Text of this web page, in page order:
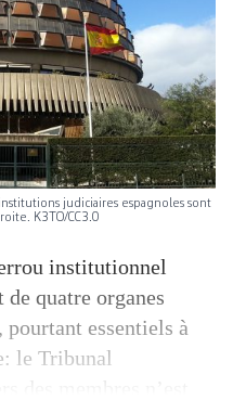
judiciaires espagnoles sont
K3TO/CC3.0
institutionnel
quatre organes
essentiels à
le Tribunal